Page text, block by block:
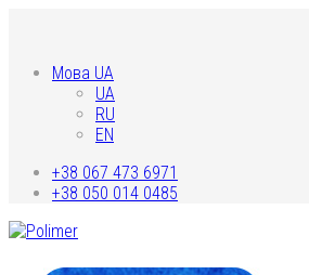
Мова UA
UA
RU
EN
+38 067 473 6971
+38 050 014 0485